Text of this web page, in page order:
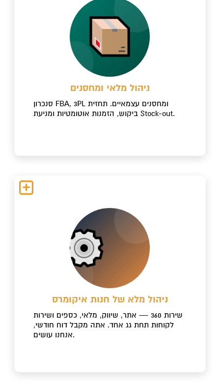
ניהול מלאי ומחסנים
סנכרון FBA, 3PL ומחסנים עצמאיים. תחזית
ביקוש, הזמנות אוטומטיות ומניעת Stock-out.
ניהול מלא של חנות איקומרס
שירות 360 — אתר, שיווק, מלאי, כספים ושירות
לקוחות תחת גג אחד. אתה מקבל דוח חודשי,
אנחנו עושים.